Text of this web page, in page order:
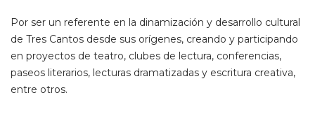
Por ser un referente en la dinamización y desarrollo cultural
de Tres Cantos desde sus orígenes, creando y participando
en proyectos de teatro, clubes de lectura, conferencias,
paseos literarios, lecturas dramatizadas y escritura creativa,
entre otros.